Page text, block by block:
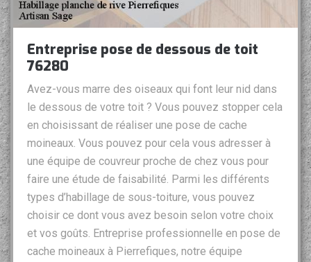
Entreprise pose de dessous de toit
76280
Avez-vous marre des oiseaux qui font leur nid dans
le dessous de votre toit ? Vous pouvez stopper cela
en choisissant de réaliser une pose de cache
moineaux. Vous pouvez pour cela vous adresser à
une équipe de couvreur proche de chez vous pour
faire une étude de faisabilité. Parmi les différents
types d’habillage de sous-toiture, vous pouvez
choisir ce dont vous avez besoin selon votre choix
et vos goûts. Entreprise professionnelle en pose de
cache moineaux à Pierrefiques, notre équipe